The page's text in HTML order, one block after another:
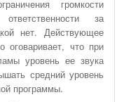
громкости
за
нет. Действующее
оговаривает, что при
уровень ее звука
средний уровень
программы.